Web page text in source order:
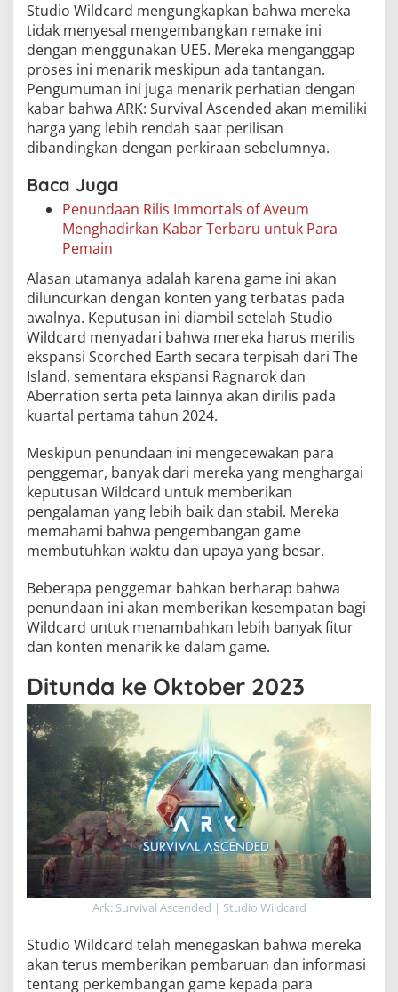
Studio Wildcard mengungkapkan bahwa mereka
tidak menyesal mengembangkan remake ini
dengan menggunakan UE5. Mereka menganggap
proses ini menarik meskipun ada tantangan.
Pengumuman ini juga menarik perhatian dengan
kabar bahwa ARK: Survival Ascended akan memiliki
harga yang lebih rendah saat perilisan
dibandingkan dengan perkiraan sebelumnya.
Baca Juga
Penundaan Rilis Immortals of Aveum
Menghadirkan Kabar Terbaru untuk Para
Pemain
Alasan utamanya adalah karena game ini akan
diluncurkan dengan konten yang terbatas pada
awalnya. Keputusan ini diambil setelah Studio
Wildcard menyadari bahwa mereka harus merilis
ekspansi Scorched Earth secara terpisah dari The
Island, sementara ekspansi Ragnarok dan
Aberration serta peta lainnya akan dirilis pada
kuartal pertama tahun 2024.
Meskipun penundaan ini mengecewakan para
penggemar, banyak dari mereka yang menghargai
keputusan Wildcard untuk memberikan
pengalaman yang lebih baik dan stabil. Mereka
memahami bahwa pengembangan game
membutuhkan waktu dan upaya yang besar.
Beberapa penggemar bahkan berharap bahwa
penundaan ini akan memberikan kesempatan bagi
Wildcard untuk menambahkan lebih banyak fitur
dan konten menarik ke dalam game.
Ditunda ke Oktober 2023
Ark: Survival Ascended | Studio Wildcard
Studio Wildcard telah menegaskan bahwa mereka
akan terus memberikan pembaruan dan informasi
tentang perkembangan game kepada para